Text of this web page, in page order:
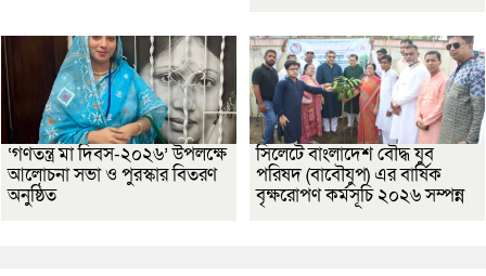
‘গণতন্ত্র মা দিবস-২০২৬’ উপলক্ষে
আলোচনা সভা ও পুরস্কার বিতরণ
অনুষ্ঠিত
সিলেটে বাংলাদেশ বৌদ্ধ যুব
পরিষদ (বাবৌযুপ) এর বার্ষিক
বৃক্ষরোপণ কর্মসূচি ২০২৬ সম্পন্ন